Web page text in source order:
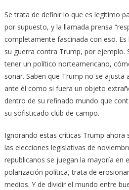
Se trata de definir lo que es legítimo
por supuesto, y la llamada prensa
completamente fascinada con eso.
su guerra contra Trump, por ejemplo.
tener un político norteamericano,
sonar. Saben que Trump no se ajusta
ante él como si fuera un objeto
dentro de su refinado mundo que
su sofisticado club de campo.
Ignorando estas críticas Trump ahora
las elecciones legislativas de
republicanos se juegan la mayoría en
polarización política, trata de
medios. Y de dividir el mundo entre